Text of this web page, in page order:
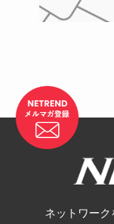
ネットワー